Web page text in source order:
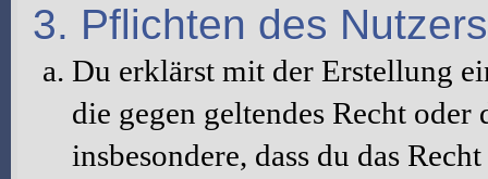
3. Pflichten des Nutzers
Du erklärst mit der Erstellung
die gegen geltendes Recht
insbesondere, dass du das